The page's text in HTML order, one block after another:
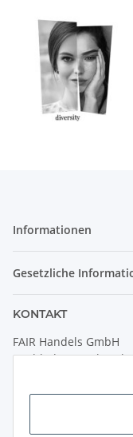
Informationen
Gesetzliche
KONTAKT
FAIR Handels GmbH
(Weltladen Innsbruck)
6020 Innsbruck